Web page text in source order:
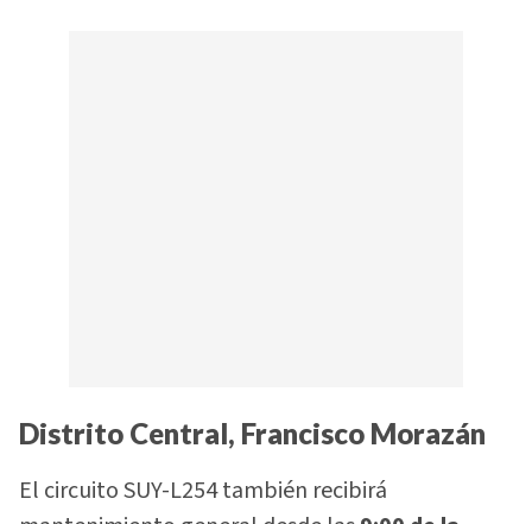
Distrito Central, Francisco Morazán
El circuito SUY-L254 también recibirá